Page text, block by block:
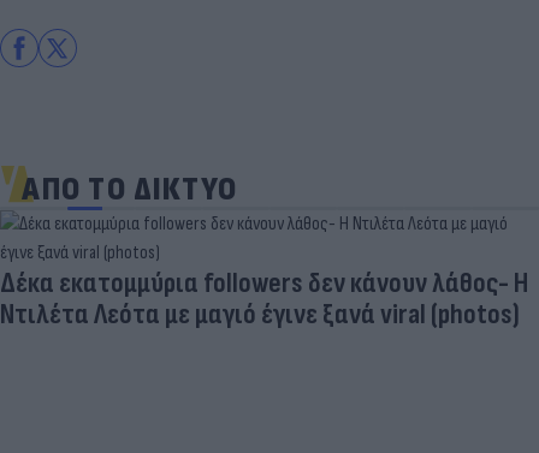
ΑΠΟ ΤΟ ΔΙΚΤΥΟ
Δέκα εκατομμύρια followers δεν κάνουν λάθος- Η
Ντιλέτα Λεότα με μαγιό έγινε ξανά viral (photos)